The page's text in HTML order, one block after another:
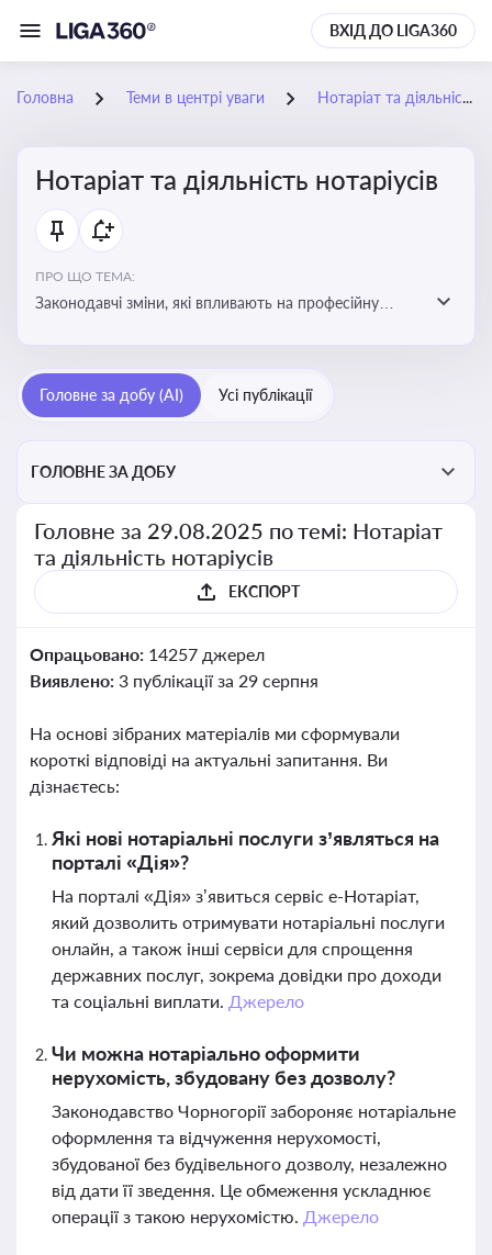
ВХІД ДО LIGA360
Головна Теми в центрі уваги Нотаріат та діяльність нотаріусів
Нотаріат та діяльність нотаріусів
ПРО ЩО ТЕМА:
Законодавчі зміни, які впливають на професійну
Головне за добу (AI) Усі публікації
ГОЛОВНЕ ЗА ДОБУ
Головне за 29.08.2025 по темі: Нотаріат
та діяльність нотаріусів
ЕКСПОРТ
Опрацьовано: 14257 джерел
Виявлено: 3 публікації за 29 серпня
На основі зібраних матеріалів ми сформували
короткі відповіді на актуальні запитання. Ви
дізнаєтесь:
Які нові нотаріальні послуги з’являться на
порталі «Дія»?
На порталі «Дія» з’явиться сервіс е-Нотаріат,
який дозволить отримувати нотаріальні послуги
онлайн, а також інші сервіси для спрощення
державних послуг, зокрема довідки про доходи
та соціальні виплати. Джерело
Чи можна нотаріально оформити
нерухомість, збудовану без дозволу?
Законодавство Чорногорії забороняє нотаріальне
оформлення та відчуження нерухомості,
збудованої без будівельного дозволу, незалежно
від дати її зведення. Це обмеження ускладнює
операції з такою нерухомістю. Джерело